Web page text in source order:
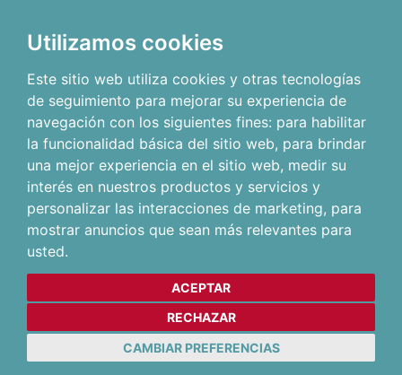
Utilizamos cookies
Este sitio web utiliza cookies y otras tecnologías
de seguimiento para mejorar su experiencia de
navegación con los siguientes fines: para habilitar
la funcionalidad básica del sitio web, para brindar
una mejor experiencia en el sitio web, medir su
interés en nuestros productos y servicios y
personalizar las interacciones de marketing, para
mostrar anuncios que sean más relevantes para
usted.
ACEPTAR
RECHAZAR
CAMBIAR PREFERENCIAS